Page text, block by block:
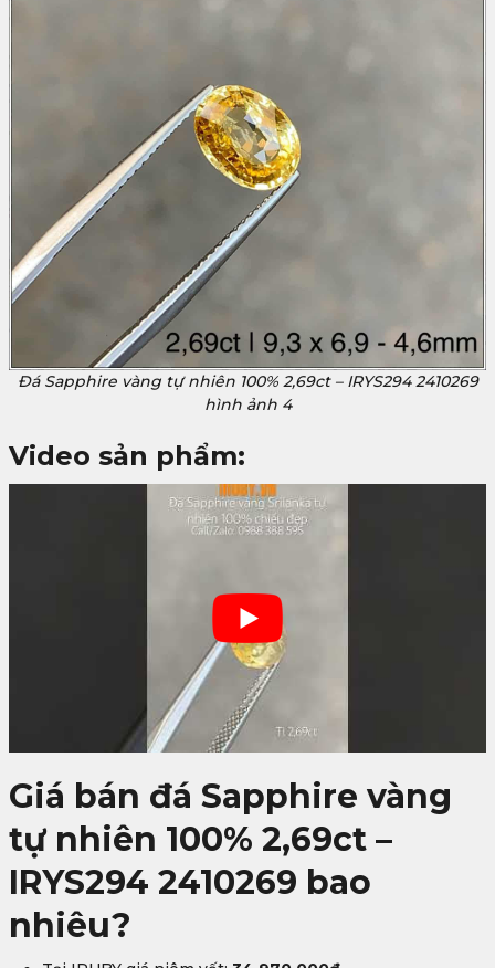
Đá Sapphire vàng tự nhiên 100% 2,69ct – IRYS294 2410269
hình ảnh 4
Video sản phẩm:
Giá bán đá Sapphire vàng
tự nhiên 100% 2,69ct –
IRYS294 2410269 bao
nhiêu?